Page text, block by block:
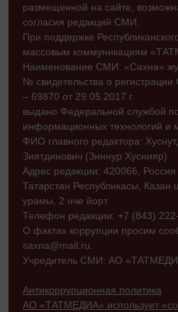
размещенной на сайте,
согласия редакций СМИ.
При поддержке
массовым коммуникациям
Наименование СМИ: «Сәхнә»
№ свидетельства о
– 69870 от 29.05.2017 г.
выдано Федеральной службой
информационных технологий и
ФИО главного редактора:
Зиятдинович (Зиннур Хуснияр)
Адрес редакции: 420066,
Татарстан Республикасы, Казан
урамы, 2 нче йорт
Телефон редакции: +7 (843)
О фактах коррупции просим
saxna@mail.ru.
Учредитель СМИ: АО
Антикоррупционная политика
АО «ТАТМЕДИА» использует